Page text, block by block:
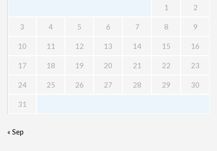
1 2
3 4 5 6 7 8 9
10 11 12 13 14 15 16
17 18 19 20 21 22 23
24 25 26 27 28 29 30
31
« Sep